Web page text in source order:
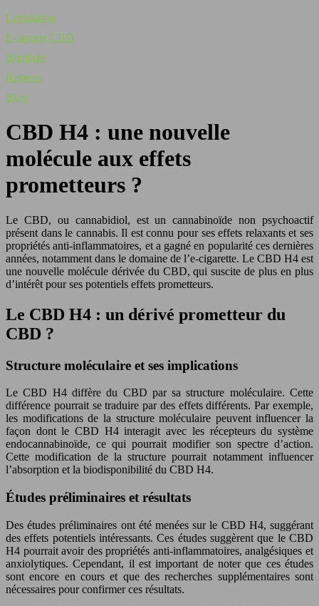
Législation
E-liquide CBD
Bienfaits
Risques
Blog
CBD H4 : une nouvelle
molécule aux effets
prometteurs ?
Le CBD, ou cannabidiol, est un cannabinoïde non psychoactif
présent dans le cannabis. Il est connu pour ses effets relaxants et ses
propriétés anti-inflammatoires, et a gagné en popularité ces dernières
années, notamment dans le domaine de l’e-cigarette. Le CBD H4 est
une nouvelle molécule dérivée du CBD, qui suscite de plus en plus
d’intérêt pour ses potentiels effets prometteurs.
Le CBD H4 : un dérivé prometteur du
CBD ?
Structure moléculaire et ses implications
Le CBD H4 diffère du CBD par sa structure moléculaire. Cette
différence pourrait se traduire par des effets différents. Par exemple,
les modifications de la structure moléculaire peuvent influencer la
façon dont le CBD H4 interagit avec les récepteurs du système
endocannabinoïde, ce qui pourrait modifier son spectre d’action.
Cette modification de la structure pourrait notamment influencer
l’absorption et la biodisponibilité du CBD H4.
Études préliminaires et résultats
Des études préliminaires ont été menées sur le CBD H4, suggérant
des effets potentiels intéressants. Ces études suggèrent que le CBD
H4 pourrait avoir des propriétés anti-inflammatoires, analgésiques et
anxiolytiques. Cependant, il est important de noter que ces études
sont encore en cours et que des recherches supplémentaires sont
nécessaires pour confirmer ces résultats.